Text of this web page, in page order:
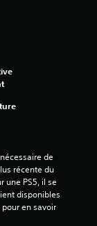
de
récente du
une PS5, il se
disponibles
en savoir